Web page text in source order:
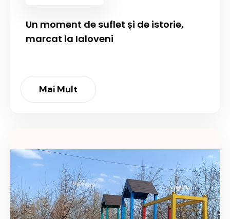
Un moment de suflet și de istorie,
marcat la Ialoveni
Mai Mult